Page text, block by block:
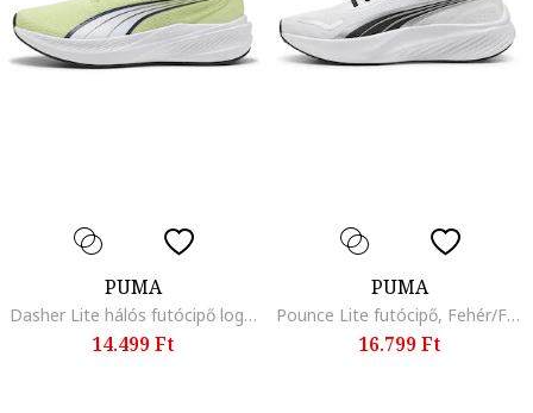
PUMA
Dasher Lite hálós futócipő logóval, Fehér/Olajkék/Pisztáciazöld
14.499 Ft
PUMA
Pounce Lite futócipő, Fehér/Fekete
16.799 Ft